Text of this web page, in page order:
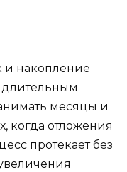
и накопление
длительным
месяцы и
когда отложения
протекает без